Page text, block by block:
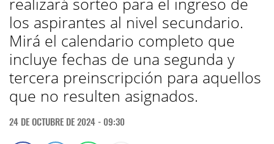
los aspirantes al nivel secundario.
Mirá el calendario completo que
incluye fechas de una segunda y
tercera preinscripción para aquellos
que no resulten asignados.
24 DE OCTUBRE DE 2024 - 09:30